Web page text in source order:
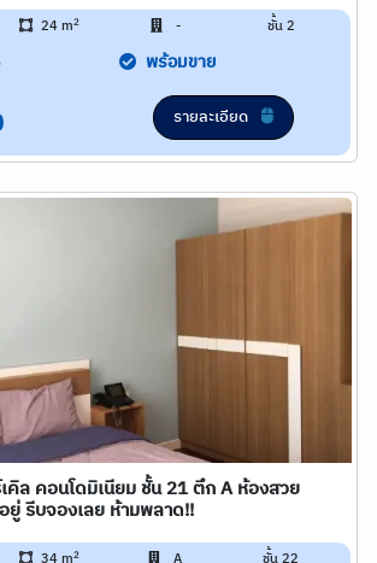
24 m2 - ชั้น 2
พร้อมขาย
รายละเอียด
เคิล คอนโดมิเนียม ชั้น 21 ตึก A ห้องสวย
ยู่ รีบจองเลย ห้ามพลาด!!
2